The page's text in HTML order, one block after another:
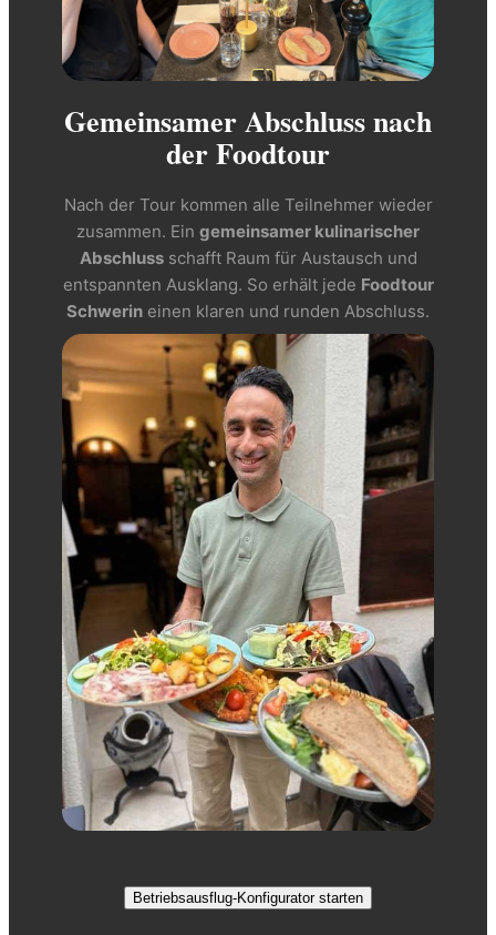
Gemeinsamer Abschluss nach
der Foodtour
Nach der Tour kommen alle Teilnehmer wieder
zusammen. Ein gemeinsamer kulinarischer
Abschlussschafft Raum für Austausch und
entspannten Ausklang. So erhält jede Foodtour
Schwerin einen klaren und runden Abschluss.
Betriebsausflug-Konfigurator starten